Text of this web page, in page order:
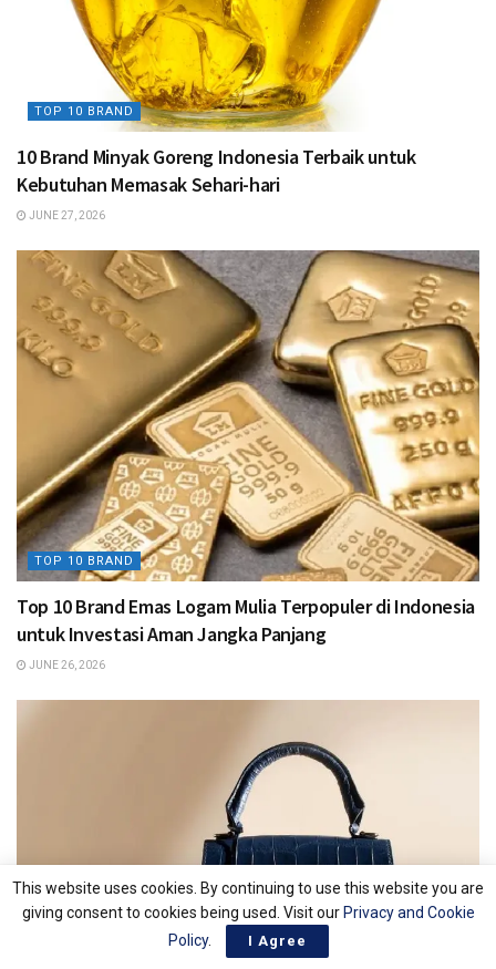
TOP 10 BRAND
10 Brand Minyak Goreng Indonesia Terbaik untuk
Kebutuhan Memasak Sehari-hari
JUNE 27, 2026
TOP 10 BRAND
Top 10 Brand Emas Logam Mulia Terpopuler di Indonesia
untuk Investasi Aman Jangka Panjang
JUNE 26, 2026
This website uses cookies. By continuing to use this website you are
giving consent to cookies being used. Visit our Privacy and Cookie
Policy. I Agree